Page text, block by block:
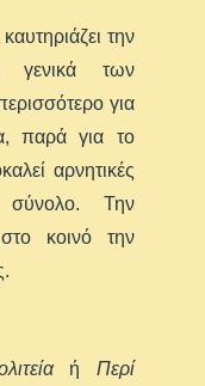
την
γενικά των
για
παρά για το
αρνητικές
σύνολο. Την
κοινό την
ή Περί